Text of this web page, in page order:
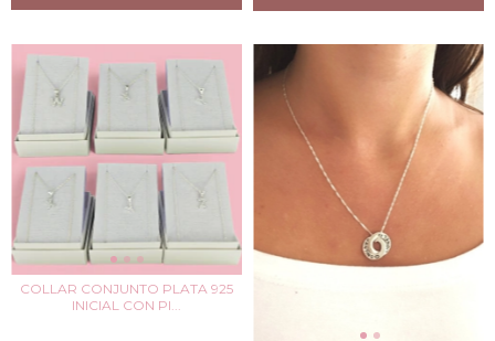
COLLAR CONJUNTO PLATA 925
INICIAL CON PI...